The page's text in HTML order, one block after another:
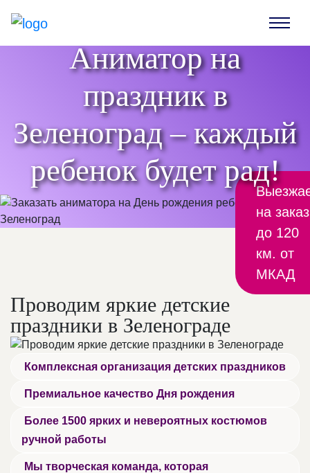
Аниматор на
праздник в
Зеленоград – каждый
ребенок будет рад!
на заказ
до 120
км. от
МКАД
Проводим яркие детские
праздники в Зеленограде
Комплексная организация детских праздников
Премиальное качество Дня рождения
Более 1500 ярких и невероятных костюмов
ручной работы
Мы творческая команда, которая